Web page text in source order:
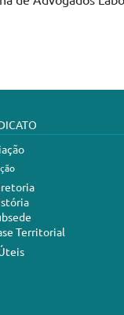
Territorial